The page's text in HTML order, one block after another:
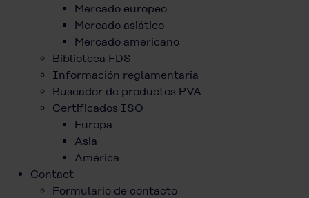
Mercado europeo
Mercado asiático
Mercado americano
Biblioteca FDS
Información reglamentaria
Buscador de productos PVA
Certificados ISO
Europa
Asia
América
Contact
Formulario de contacto